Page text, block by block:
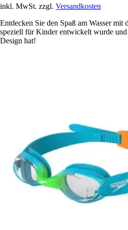
inkl. MwSt. zzgl. Versandkosten
Entdecken Sie den Spaß am Wasser
speziell für Kinder entwickelt wurde
Design hat!